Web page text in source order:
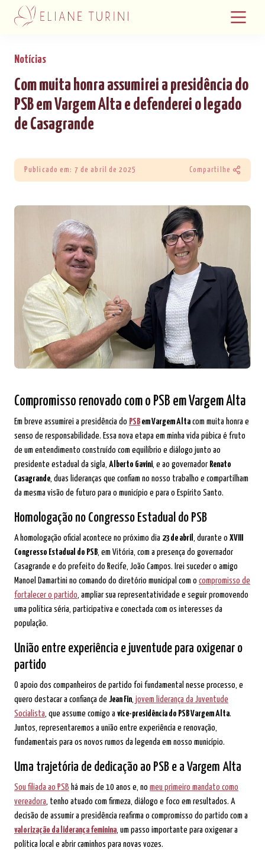
Notícias
Com muita honra assumirei a presidência do
PSB em Vargem Alta e defenderei o legado
de Casagrande
Publicado em: 7 de abril de 2025 Compartilhe
Compromisso renovado com o PSB em Vargem Alta
Em breve assumirei a presidência do PSB em Vargem Alta com muita honra e
senso de responsabilidade. Essa nova etapa em minha vida púbica é fruto
de um entendimento construído com equilíbrio e diálogo junto ao
presidente estadual da sigla, Alberto Gavini, e ao governador Renato
Casagrande, duas lideranças que confiam no nosso trabalho e compartilham
da mesma visão de futuro para o município e para o Espírito Santo.
Homologação no Congresso Estadual do PSB
A homologação oficial acontece no próximo dia 23 de abril , durante o XVIII
Congresso Estadual do PSB, em Vitória, com a presença do governador
Casagrande e do prefeito do Recife, João Campos. Irei suceder o amigo
Manoel Damartini no comando do diretório municipal com o compromisso de
fortalecer o partido, ampliar sua representatividade e seguir promovendo
uma política séria, participativa e conectada com os interesses da
população.
União entre experiência e juventude para oxigenar o
partido
O apoio dos companheiros de partido foi fundamental nesse processo, e
quero destacar a confiança de Jean Fin, jovem liderança da Juventude
Socialista, que assume comigo a vice-presidência do PSB Vargem Alta.
Juntos, representaremos a união entre experiência e renovação,
fundamentais para os novos rumos da legenda em nosso município.
Uma trajetória de dedicação ao PSB e a Vargem Alta
Sou filiada ao PSB há mais de 10 anos e, no meu primeiro mandato como
vereadora, tenho atuado com firmeza, diálogo e foco em resultados. A
decisão de assumir a presidência reafirma o compromisso do partido com a
valorização da liderança feminina, um passo importante para oxigenar a
política local e abrir caminhos para novas vozes.